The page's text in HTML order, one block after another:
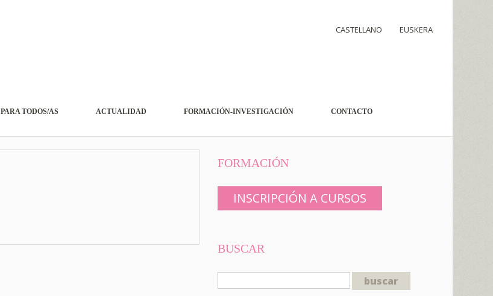
CASTELLANO EUSKERA
PARA TODOS/AS ACTUALIDAD FORMACIÓN-INVESTIGACIÓN CONTACTO
FORMACIÓN
INSCRIPCIÓN A CURSOS
BUSCAR